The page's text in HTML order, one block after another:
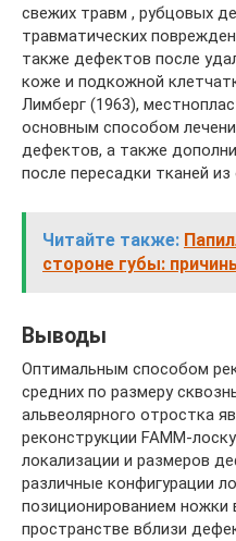
свежих травм , рубцовых
травматических
также дефектов после
коже и подкожной
Лимберг (1963),
основным способом
дефектов, а также
после пересадки тканей
Читайте также:
стороне губы:
Выводы
Оптимальным способом
средних по размеру
альвеолярного отростка
реконструкции FAMM-
локализации и размеров
различные конфигурации
позиционированием
пространстве вблизи